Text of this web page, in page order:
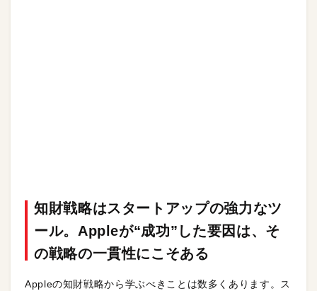
知財戦略はスタートアップの強力なツ
ール。Appleが“成功”した要因は、そ
の戦略の一貫性にこそある
Appleの知財戦略から学ぶべきことは数多くあります。ス